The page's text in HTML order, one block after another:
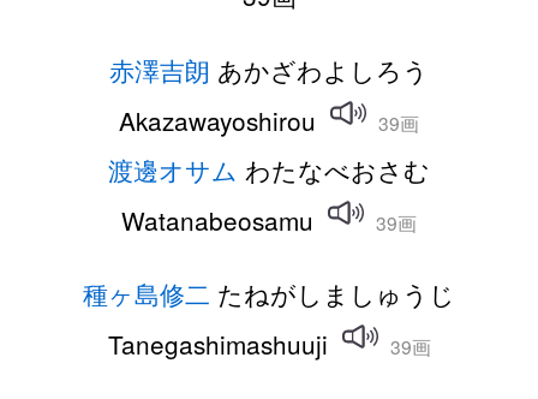
赤澤吉朗 あかざわよしろう
Akazawayoshirou
39画
渡邊オサム わたなべおさむ
Watanabeosamu
39画
種ヶ島修二 たねがしましゅうじ
Tanegashimashuuji
39画